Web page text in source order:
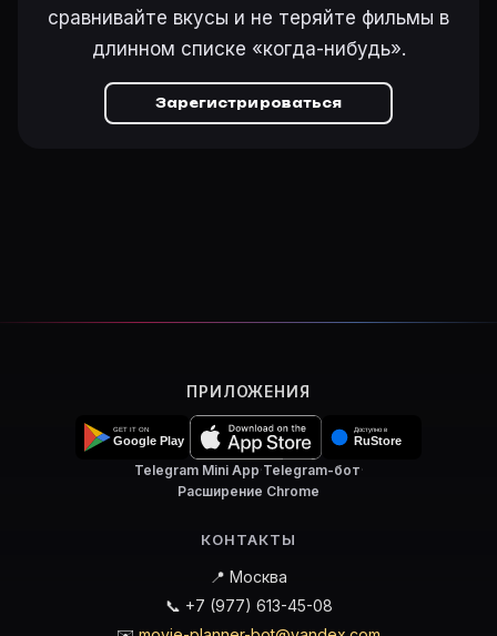
сравнивайте вкусы и не теряйте фильмы в
длинном списке «когда-нибудь».
Зарегистрироваться
ПРИЛОЖЕНИЯ
Telegram Mini App·Telegram-бот·
Расширение Chrome
КОНТАКТЫ
📍 Москва
📞 +7 (977) 613-45-08